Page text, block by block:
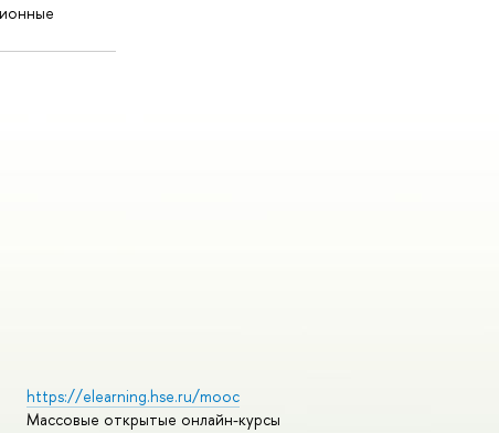
https://elearning.hse.ru/mooc
Массовые открытые онлайн-курсы